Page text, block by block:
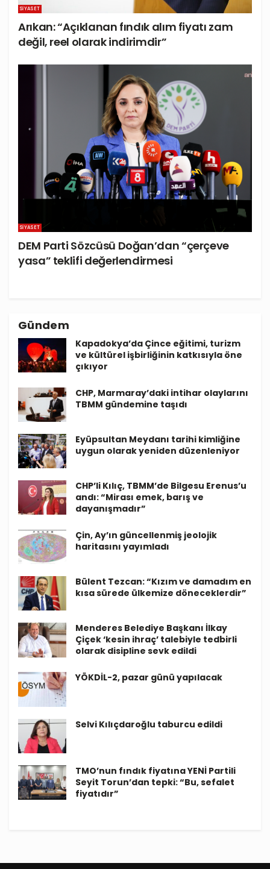
SIYASET
Arıkan: “Açıklanan fındık alım fiyatı zam
değil, reel olarak indirimdir”
SIYASET
DEM Parti Sözcüsü Doğan’dan “çerçeve
yasa” teklifi değerlendirmesi
Gündem
Kapadokya’da Çince eğitimi, turizm
ve kültürel işbirliğinin katkısıyla öne
çıkıyor
CHP, Marmaray’daki intihar olaylarını
TBMM gündemine taşıdı
Eyüpsultan Meydanı tarihi kimliğine
uygun olarak yeniden düzenleniyor
CHP’li Kılıç, TBMM’de Bilgesu Erenus’u
andı: “Mirası emek, barış ve
dayanışmadır”
Çin, Ay’ın güncellenmiş jeolojik
haritasını yayımladı
Bülent Tezcan: “Kızım ve damadım en
kısa sürede ülkemize döneceklerdir”
Menderes Belediye Başkanı İlkay
Çiçek ‘kesin ihraç’ talebiyle tedbirli
olarak disipline sevk edildi
YÖKDİL-2, pazar günü yapılacak
Selvi Kılıçdaroğlu taburcu edildi
TMO’nun fındık fiyatına YENİ Partili
Seyit Torun’dan tepki: “Bu, sefalet
fiyatıdır”